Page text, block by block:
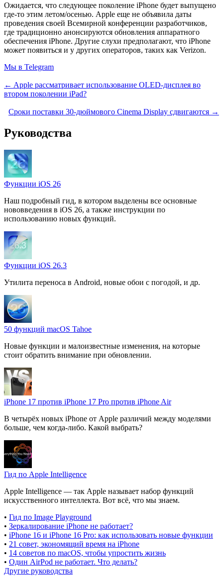
Ожидается, что следующее поколение iPhone будет выпущено
где-то этим летом/осенью. Apple еще не объявила даты
проведения своей Всемирной конференции разработчиков,
где традиционно анонсируются обновления аппаратного
обеспечения iPhone. Другие слухи предполагают, что iPhone
может появиться и у других операторов, таких как Verizon.
Мы в Telegram
← Apple рассматривает использование OLED-дисплея во
втором поколении iPad?
Сроки поставки 30-дюймового Cinema Display сдвигаются →
Руководства
Функции iOS 26
Наш подробный гид, в котором выделены все основные
нововведения в iOS 26, а также инструкции по
использованию новых функций.
Функции iOS 26.3
Утилита переноса в Android, новые обои с погодой, и др.
50 функций macOS Tahoe
Новые функции и малоизвестные изменения, на которые
стоит обратить внимание при обновлении.
iPhone 17 против iPhone 17 Pro против iPhone Air
В четырёх новых iPhone от Apple различий между моделями
больше, чем когда-либо. Какой выбрать?
Гид по Apple Intelligence
Apple Intelligence — так Apple называет набор функций
искусственного интеллекта. Вот всё, что мы знаем.
• Гид по Image Playground
• Зеркалирование iPhone не работает?
• iPhone 16 и iPhone 16 Pro: как использовать новые функции
• 21 совет, экономящий время на iPhone
• 14 советов по macOS, чтобы упростить жизнь
• Один AirPod не работает. Что делать?
Другие руководства